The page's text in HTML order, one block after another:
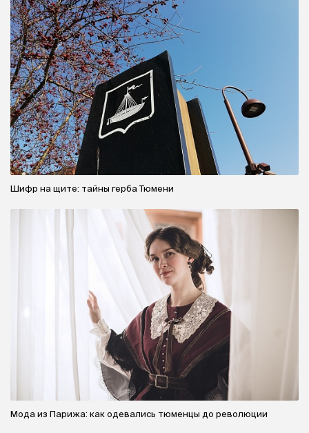
Шифр на щите: тайны герба Тюмени
Мода из Парижа: как одевались тюменцы до революции